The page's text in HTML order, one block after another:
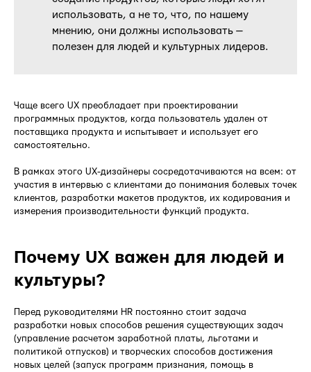
использовать, а не то, что, по нашему
мнению, они должны использовать —
полезен для людей и культурных лидеров.
Чаще всего UX преобладает при проектировании
программных продуктов, когда пользователь удален от
поставщика продукта и испытывает и использует его
самостоятельно.
В рамках этого UX-дизайнеры сосредотачиваются на всем: от
участия в интервью с клиентами до понимания болевых точек
клиентов, разработки макетов продуктов, их кодирования и
измерения производительности функций продукта.
Почему UX важен для людей и
культуры?
Перед руководителями HR постоянно стоит задача
разработки новых способов решения существующих задач
(управление расчетом заработной платы, льготами и
политикой отпусков) и творческих способов достижения
новых целей (запуск программ признания, помощь в